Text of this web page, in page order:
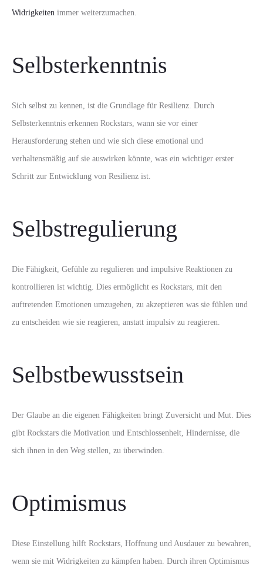
Widrigkeiten immer weiterzumachen.
Selbsterkenntnis
Sich selbst zu kennen, ist die Grundlage für Resilienz. Durch
Selbsterkenntnis erkennen Rockstars, wann sie vor einer
Herausforderung stehen und wie sich diese emotional und
verhaltensmäßig auf sie auswirken könnte, was ein wichtiger erster
Schritt zur Entwicklung von Resilienz ist.
Selbstregulierung
Die Fähigkeit, Gefühle zu regulieren und impulsive Reaktionen zu
kontrollieren ist wichtig. Dies ermöglicht es Rockstars, mit den
auftretenden Emotionen umzugehen, zu akzeptieren was sie fühlen und
zu entscheiden wie sie reagieren, anstatt impulsiv zu reagieren.
Selbstbewusstsein
Der Glaube an die eigenen Fähigkeiten bringt Zuversicht und Mut. Dies
gibt Rockstars die Motivation und Entschlossenheit, Hindernisse, die
sich ihnen in den Weg stellen, zu überwinden.
Optimismus
Diese Einstellung hilft Rockstars, Hoffnung und Ausdauer zu bewahren,
wenn sie mit Widrigkeiten zu kämpfen haben. Durch ihren Optimismus